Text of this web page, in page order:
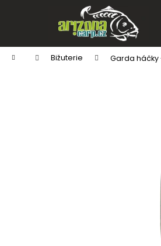
Domů Bižuterie Garda háčky
í
Zpět
do
obchodu
Zpět
do
obchodu